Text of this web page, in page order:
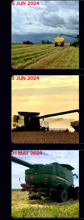
5 JUN 2024
3 JUN 2024
31 MAY 2024